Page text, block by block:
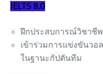
IELTS 8.0
ฝึกประสบการณ์วิชาชี
เข้าร่วมการแข่งขันวอ
ในฐานะกัปตันทีม